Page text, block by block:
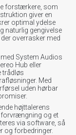
forstærkere, som
giver en
optimal ydelse
naturlig gengivelse
overrasker med
System Audios
Hub eller
trådløs
Med
uden hørbar
højttalerens
forvrængning og et
via software, så
og forbedringer.